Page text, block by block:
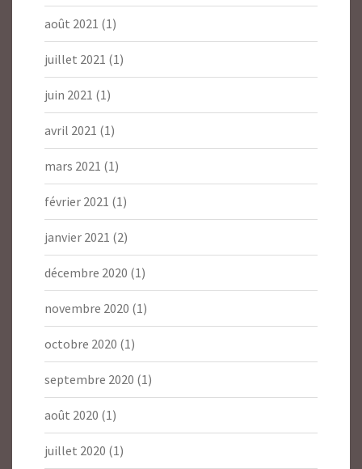
août 2021 (1)
juillet 2021 (1)
juin 2021 (1)
avril 2021 (1)
mars 2021 (1)
février 2021 (1)
janvier 2021 (2)
décembre 2020 (1)
novembre 2020 (1)
octobre 2020 (1)
septembre 2020 (1)
août 2020 (1)
juillet 2020 (1)